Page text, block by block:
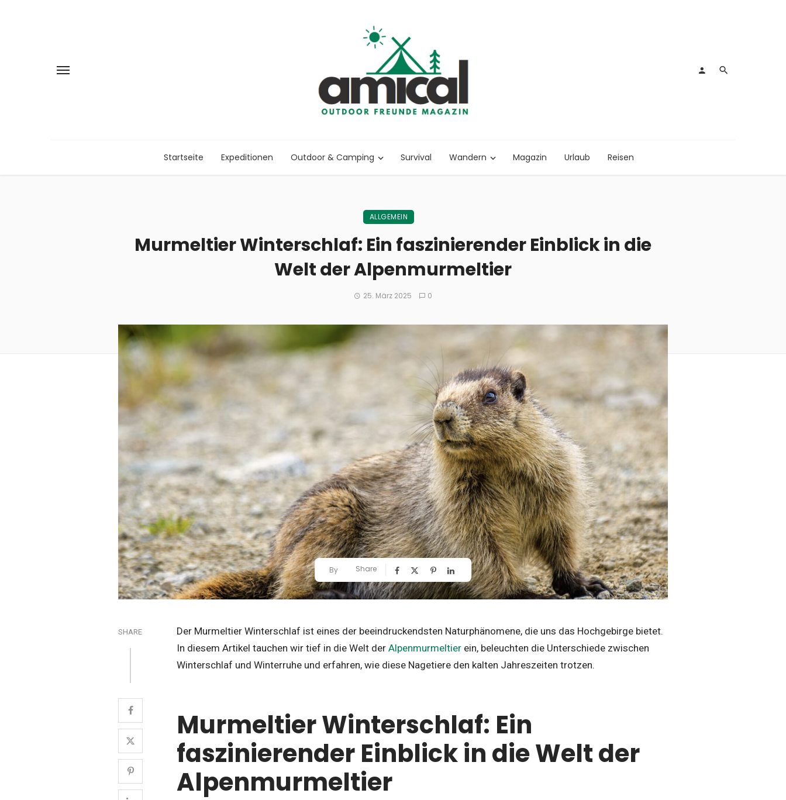
Startseite Expeditionen Outdoor & Camping Survival Wandern Magazin Urlaub Reisen
ALLGEMEIN
Murmeltier Winterschlaf: Ein faszinierender Einblick in die
Welt der Alpenmurmeltier
25. März 2025 0
By Share
SHARE
Der Murmeltier Winterschlaf ist eines der beeindruckendsten Naturphänomene, die uns das Hochgebirge bietet.
In diesem Artikel tauchen wir tief in die Welt der Alpenmurmeltier ein, beleuchten die Unterschiede zwischen
Winterschlaf und Winterruhe und erfahren, wie diese Nagetiere den kalten Jahreszeiten trotzen.
Murmeltier Winterschlaf: Ein
faszinierender Einblick in die Welt der
Alpenmurmeltier